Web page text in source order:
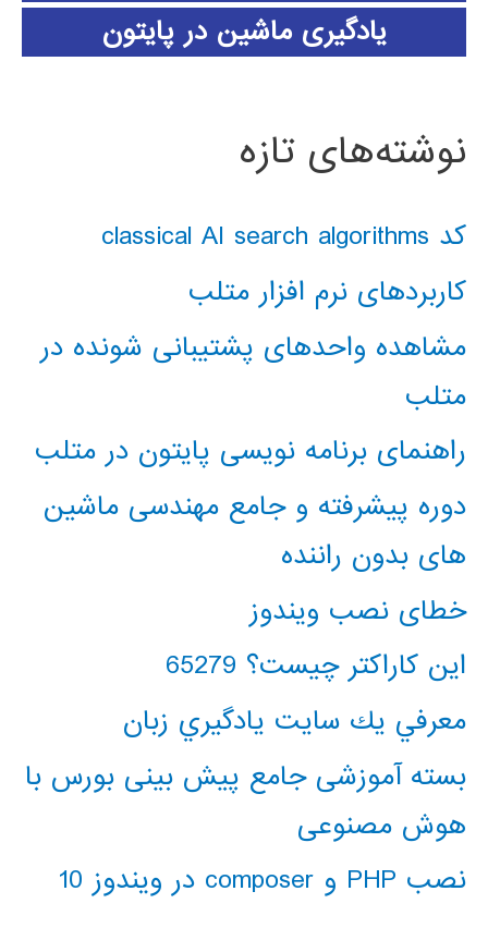
یادگیری ماشین در پایتون
نوشته‌های تازه
کد classical AI search algorithms
کاربردهای نرم افزار متلب
مشاهده واحدهای پشتیبانی شونده در
متلب
راهنمای برنامه نویسی پایتون در متلب
دوره پیشرفته و جامع مهندسی ماشین
های بدون راننده
خطای نصب ویندوز
این کاراکتر چیست؟ 65279
معرفي يك سايت يادگيري زبان
بسته آموزشی جامع پیش بینی بورس با
هوش مصنوعی
نصب PHP و composer در ویندوز 10